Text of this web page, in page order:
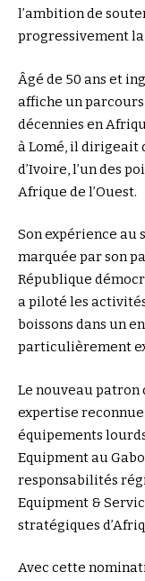
l’ambition de
progressivement
Âgé de 50 ans et
affiche un
décennies en
à Lomé, il dirigeait
d’Ivoire, l’un des
Afrique de l’Ouest.
Son expérience au
marquée par son
République
a piloté les
boissons dans un
particulièrement
Le nouveau patron
expertise
équipements
Equipment au
responsabilités
Equipment &
stratégiques
Avec cette